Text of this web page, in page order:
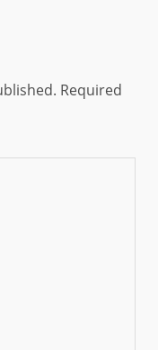
Required